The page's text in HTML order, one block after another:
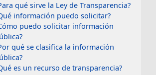
qué sirve la Ley de Transparencia?
información puedo solicitar?
puedo solicitar información
qué se clasifica la información
es un recurso de transparencia?